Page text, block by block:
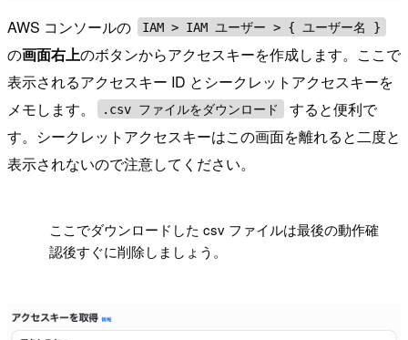
AWS コンソールの IAM > IAM ユーザー > { ユーザー名 }
の画面右上のボタンからアクセスキーを作成します。ここで
表示されるアクセスキー ID とシークレットアクセスキーを
メモします。
.csv ファイルをダウンロード
すると便利で
す。シークレットアクセスキーはこの画面を離れると二度と
表示されないので注意してください。
ここでダウンロードした csv ファイルは最後の動作確
認後すぐに削除しましょう。